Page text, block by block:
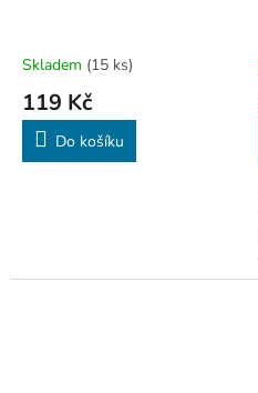
Skladem (15 ks)
119 Kč
Do košíku